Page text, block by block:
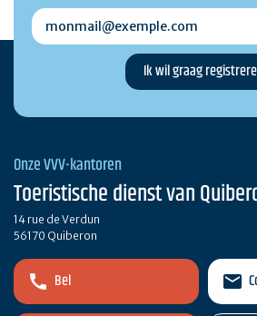
monmail@exemple.com
Onze VVV-kantoren
Toeristische dienst van
14 rue de Verdun
56170 Quiberon
Bel